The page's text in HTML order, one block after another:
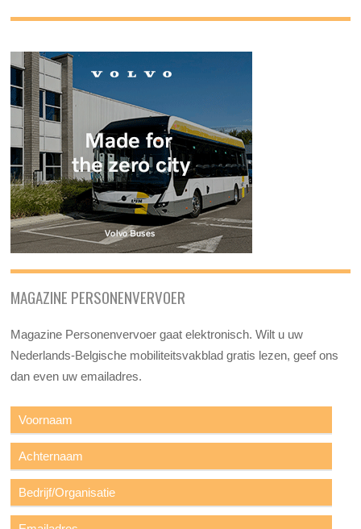
MAGAZINE PERSONENVERVOER
Magazine Personenvervoer gaat elektronisch. Wilt u uw
Nederlands-Belgische mobiliteitsvakblad gratis lezen, geef ons
dan even uw emailadres.